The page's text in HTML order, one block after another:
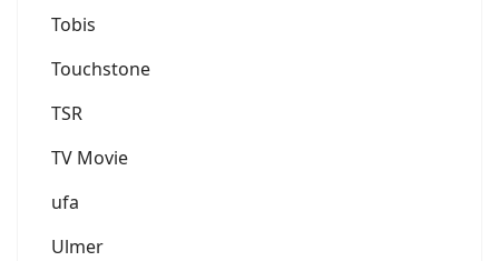
Tobis
Touchstone
TSR
TV Movie
ufa
Ulmer